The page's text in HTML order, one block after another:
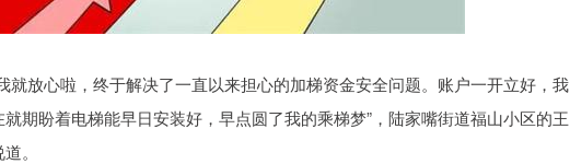
就放心啦，终于解决了一直以来担心的加梯资金安全问题。账户一开立好，我
期盼着电梯能早日安装好，早点圆了我的乘梯梦”，陆家嘴街道福山小区的王
。